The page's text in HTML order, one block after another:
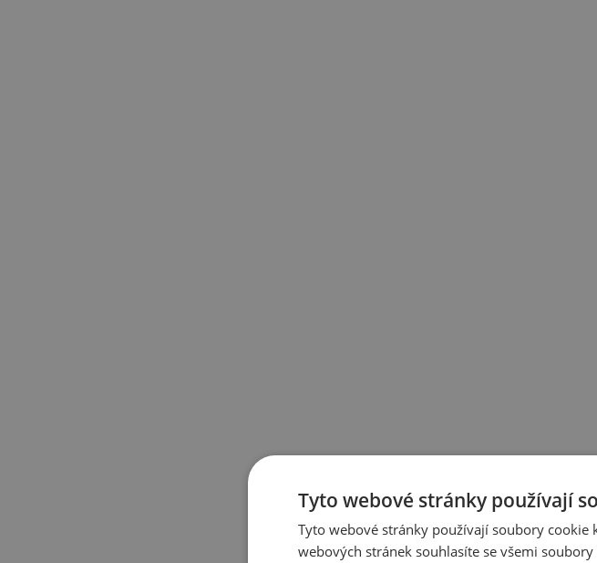
Tyto webové stránky používají
Tyto webové stránky používají soubory cookie
webových stránek souhlasíte se všemi